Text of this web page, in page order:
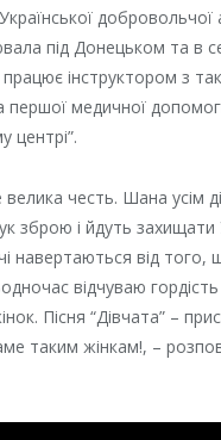
добровольчої
під Донецьком та в
інструктором з
першої медичної
центрі”.
честь. Шана усім
зброю і йдуть захищати
навертаються від того,
відчуваю
Пісня “Дівчата” –
таким жінкам!, –